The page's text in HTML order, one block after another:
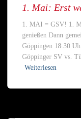
1. Mai: Erst
1. MAI = GSV! 1.
genießen Dann
Göppingen 18:30
Göppinger SV vs.
Weiterlesen